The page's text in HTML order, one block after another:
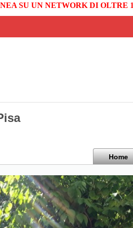
SU UN NETWORK DI OLTRE
Home